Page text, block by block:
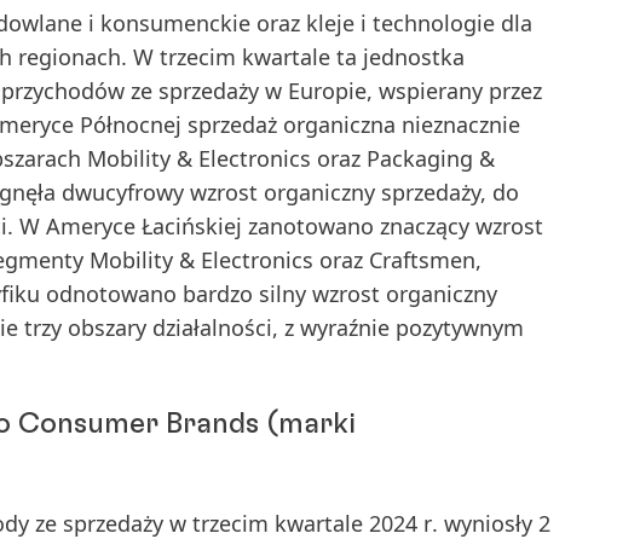
i konsumenckie oraz kleje i technologie dla
regionach. W trzecim kwartale ta jednostka
ze sprzedaży w Europie, wspierany przez
Północnej sprzedaż organiczna nieznacznie
Mobility & Electronics oraz Packaging &
dwucyfrowy wzrost organiczny sprzedaży, do
W Ameryce Łacińskiej zanotowano znaczący wzrost
Mobility & Electronics oraz Craftsmen,
odnotowano bardzo silny wzrost organiczny
trzy obszary działalności, z wyraźnie pozytywnym
Consumer Brands (marki
ze sprzedaży w trzecim kwartale 2024 r. wyniosły 2